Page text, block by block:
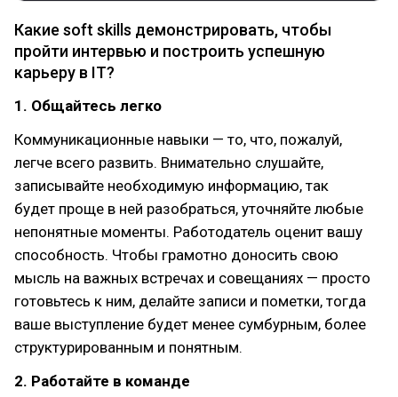
Какие soft skills демонстрировать, чтобы
пройти интервью и построить успешную
карьеру в IT?
1. Общайтесь легко
Коммуникационные навыки — то, что, пожалуй,
легче всего развить. Внимательно слушайте,
записывайте необходимую информацию, так
будет проще в ней разобраться, уточняйте любые
непонятные моменты. Работодатель оценит вашу
способность. Чтобы грамотно доносить свою
мысль на важных встречах и совещаниях — просто
готовьтесь к ним, делайте записи и пометки, тогда
ваше выступление будет менее сумбурным, более
структурированным и понятным.
2. Работайте в команде